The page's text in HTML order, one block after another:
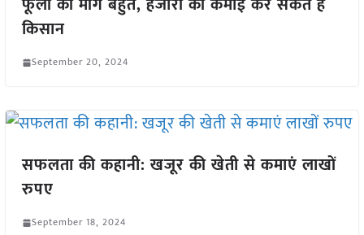
किसान
September 20, 2024
सफलता की कहानी: खजूर की खेती से कमाएं लाखों
रुपए
September 18, 2024